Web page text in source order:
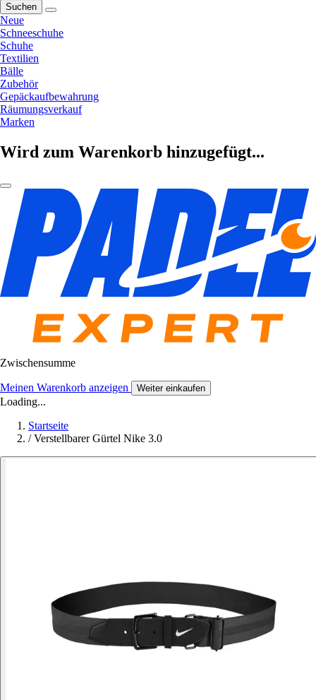
Suchen
Neue
Schneeschuhe
Schuhe
Textilien
Bälle
Zubehör
Gepäckaufbewahrung
Räumungsverkauf
Marken
Wird zum Warenkorb hinzugefügt...
Zwischensumme
Meinen Warenkorb anzeigen Weiter einkaufen
Loading...
Startseite
/ Verstellbarer Gürtel Nike 3.0